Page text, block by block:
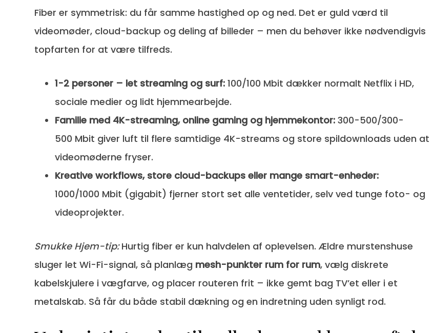
Fiber er symmetrisk: du får samme hastighed op og ned. Det er guld værd til
videomøder, cloud-backup og deling af billeder – men du behøver ikke nødvendigvis
topfarten for at være tilfreds.
1-2 personer – let streaming og surf: 100/100 Mbit dækker normalt Netflix i HD,
sociale medier og lidt hjemmearbejde.
Familie med 4K-streaming, online gaming og hjemmekontor: 300-500/300-
500 Mbit giver luft til flere samtidige 4K-streams og store spildownloads uden at
videomøderne fryser.
Kreative workflows, store cloud-backups eller mange smart-enheder:
1000/1000 Mbit (gigabit) fjerner stort set alle ventetider, selv ved tunge foto- og
videoprojekter.
Smukke Hjem-tip:Hurtig fiber er kun halvdelen af oplevelsen. Ældre murstenshuse
sluger let Wi-Fi-signal, så planlæg mesh-punkter rum for rum, vælg diskrete
kabelskjulere i vægfarve, og placer routeren frit – ikke gemt bag TV’et eller i et
metalskab. Så får du både stabil dækning og en indretning uden synligt rod.